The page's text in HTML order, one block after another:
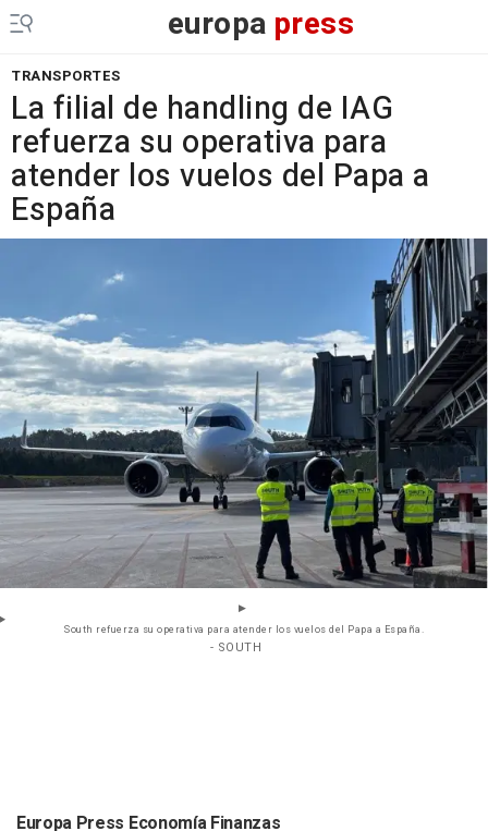
europa press
TRANSPORTES
La filial de handling de IAG
refuerza su operativa para
atender los vuelos del Papa a
España
South refuerza su operativa para atender los vuelos del Papa a España.
- SOUTH
Europa Press Economía Finanzas